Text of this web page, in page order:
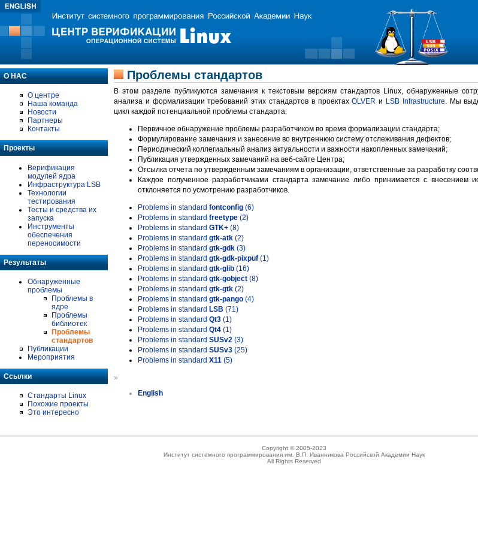
О НАС
О центре
Наша команда
Новости
Партнеры
Контакты
Проекты
Верификация
модулей ядра
Инфраструктура LSB
Технологии
тестирования
Тесты и средства их
запуска
Инструменты
обеспечения
переносимости
Результаты
Обнаруженные
проблемы
Проблемы в
ядре
Проблемы
библиотек
Проблемы
стандартов
Публикации
Мероприятия
Ссылки
Стандарты Linux
Похожие проекты
Это интересно
Проблемы стандартов
В этом разделе публикуются замечания к текстовым версиям стандартов Linux, обнаруженные
анализа и формализации требований этих стандартов в проектахOLVER и LSB Infrastructure. Мы
цикл каждой потенциальной проблемы стандарта:
Первичное обнаружение проблемы разработчиком во время формализации стандарта;
Формулирование замечания и занесение во внутреннюю систему отслеживания дефектов;
Периодический коллегиальный анализ актуальности и важности накопленных замечаний;
Публикация утвержденных замечаний на веб-сайте Центра;
Отсылка отчета по утвержденным замечаниям в организации, ответственные за разработку
Каждое полученное разработчиками стандарта замечание либо принимается с внесением
отклоняется по усмотрению разработчиков.
Problems in standard fontconfig (6)
Problems in standard freetype (2)
Problems in standard GTK+ (8)
Problems in standard gtk-atk (2)
Problems in standard gtk-gdk (3)
Problems in standard gtk-gdk-pixpuf (1)
Problems in standard gtk-glib (16)
Problems in standard gtk-gobject (8)
Problems in standard gtk-gtk (2)
Problems in standard gtk-pango (4)
Problems in standard LSB (71)
Problems in standard Qt3 (1)
Problems in standard Qt4 (1)
Problems in standard SUSv2 (3)
Problems in standard SUSv3 (25)
Problems in standard X11 (5)
»
English
Copyright © 2005-2023
Институт системного программирования им. В.П. Иванникова Российской Академии Наук
All Rights Reserved